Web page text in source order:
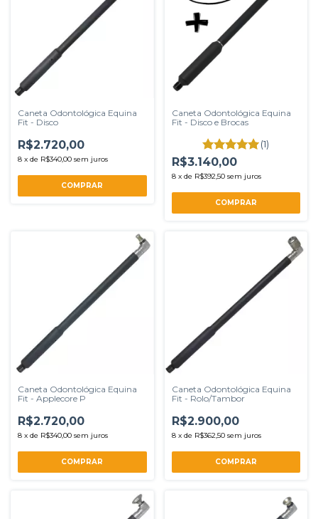
Caneta Odontológica Equina
Fit - Disco
R$2.720,00
8 x de R$340,00 sem juros
Caneta Odontológica Equina
Fit - Disco e Brocas
(1)
R$3.140,00
8 x de R$392,50 sem juros
Caneta Odontológica Equina
Fit - Applecore P
R$2.720,00
8 x de R$340,00 sem juros
Caneta Odontológica Equina
Fit - Rolo/Tambor
R$2.900,00
8 x de R$362,50 sem juros